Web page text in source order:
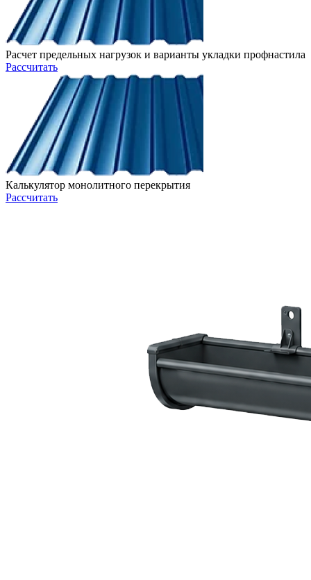
Расчет предельных нагрузок и варианты укладки профнастила
Рассчитать
Калькулятор монолитного перекрытия
Рассчитать